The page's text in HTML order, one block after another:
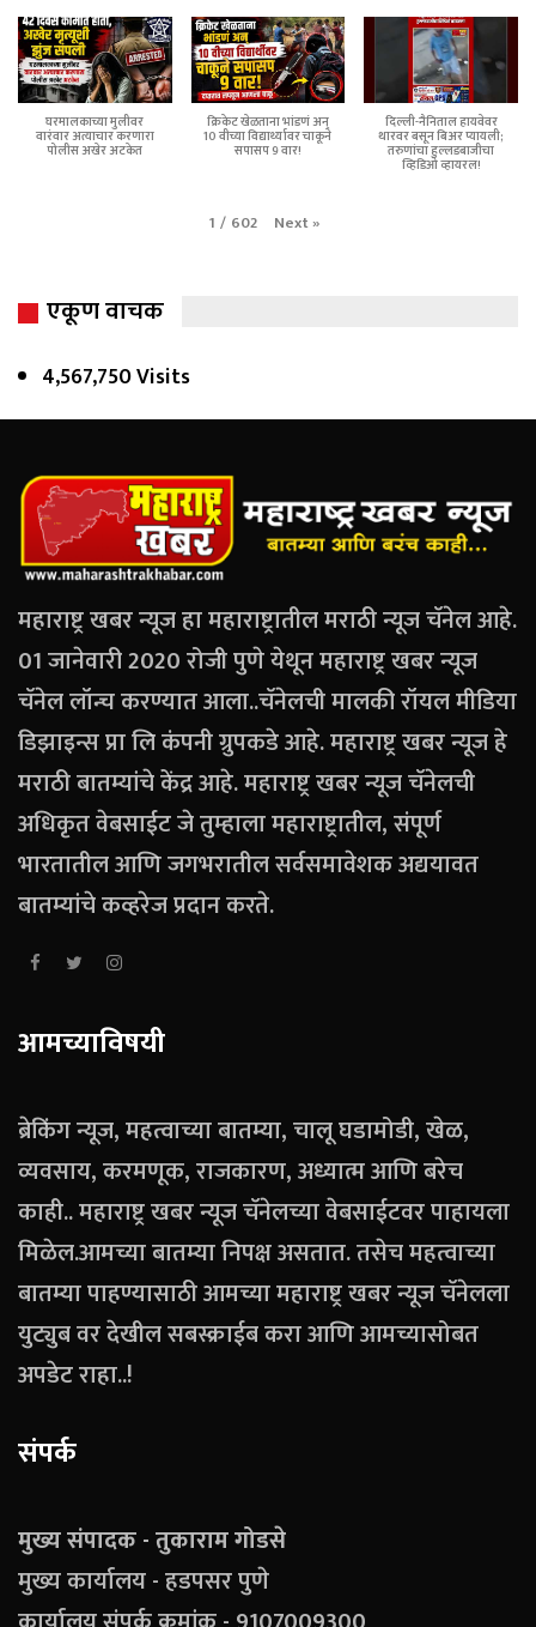
घरमालकाच्या मुलीवर
वारंवार अत्याचार करणारा
पोलीस अखेर अटकेत
क्रिकेट खेळताना भांडणं अन्
10 वीच्या विद्यार्थ्यावर चाकूने
सपासप 9 वार!
दिल्ली-नैनिताल हायवेवर
थारवर बसून बिअर प्यायली;
तरुणांचा हुल्लडबाजीचा
व्हिडिओ व्हायरल!
1 / 602 Next»
एकूण वाचक
4,567,750 Visits
महाराष्ट्र खबर न्यूज हा महाराष्ट्रातील मराठी न्यूज चॅनेल आहे.
01 जानेवारी 2020 रोजी पुणे येथून महाराष्ट्र खबर न्यूज
चॅनेल लॉन्च करण्यात आला..चॅनेलची मालकी रॉयल मीडिया
डिझाइन्स प्रा लि कंपनी ग्रुपकडे आहे. महाराष्ट्र खबर न्यूज हे
मराठी बातम्यांचे केंद्र आहे. महाराष्ट्र खबर न्यूज चॅनेलची
अधिकृत वेबसाईट जे तुम्हाला महाराष्ट्रातील, संपूर्ण
भारतातील आणि जगभरातील सर्वसमावेशक अद्ययावत
बातम्यांचे कव्हरेज प्रदान करते.
आमच्याविषयी
ब्रेकिंग न्यूज, महत्वाच्या बातम्या, चालू घडामोडी, खेळ,
व्यवसाय, करमणूक, राजकारण, अध्यात्म आणि बरेच
काही.. महाराष्ट्र खबर न्यूज चॅनेलच्या वेबसाईटवर पाहायला
मिळेल.आमच्या बातम्या निपक्ष असतात. तसेच महत्वाच्या
बातम्या पाहण्यासाठी आमच्या महाराष्ट्र खबर न्यूज चॅनेलला
युट्युब वर देखील सबस्क्राईब करा आणि आमच्यासोबत
अपडेट राहा..!
संपर्क
मुख्य संपादक - तुकाराम गोडसे
मुख्य कार्यालय - हडपसर पुणे